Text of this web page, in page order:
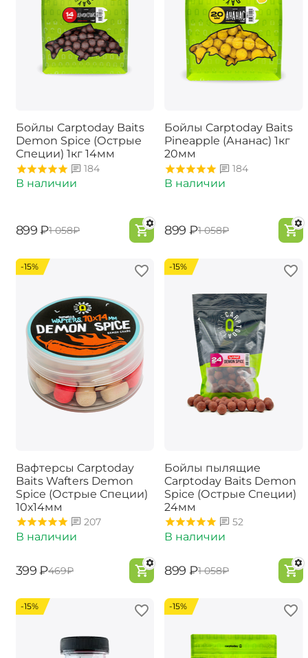
Бойлы Carptoday Baits
Demon Spice (Острые
Специи) 1кг 14мм
184
В наличии
‍899‍ ₽‍1 058‍₽
Бойлы Carptoday Baits
Pineapple (Ананас) 1кг
20мм
184
В наличии
‍899‍ ₽‍1 058‍₽
-15%
Вафтерсы Carptoday
Baits Wafters Demon
Spice (Острые Специи)
10х14мм
207
В наличии
‍399‍ ₽‍469‍₽
-15%
Бойлы пылящие
Carptoday Baits Demon
Spice (Острые Специи)
24мм
52
В наличии
‍899‍ ₽‍1 058‍₽
-15% -15%